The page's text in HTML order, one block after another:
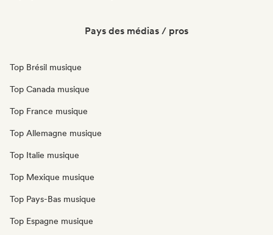
Pays des médias / pros
Top Brésil musique
Top Canada musique
Top France musique
Top Allemagne musique
Top Italie musique
Top Mexique musique
Top Pays-Bas musique
Top Espagne musique